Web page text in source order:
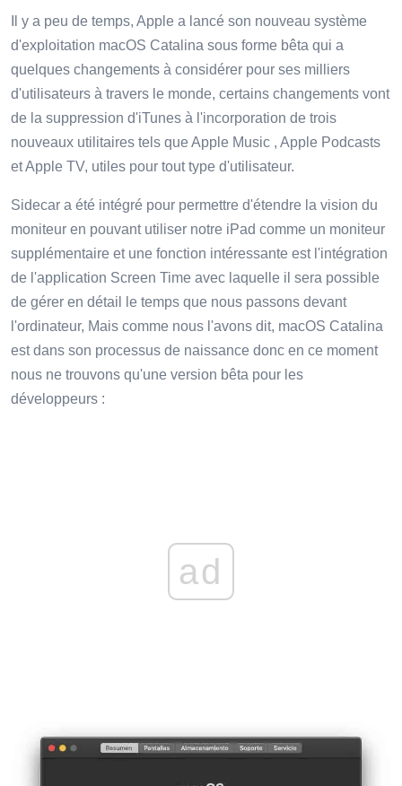
Il y a peu de temps, Apple a lancé son nouveau système
d'exploitation macOS Catalina sous forme bêta qui a
quelques changements à considérer pour ses milliers
d'utilisateurs à travers le monde, certains changements vont
de la suppression d'iTunes à l'incorporation de trois
nouveaux utilitaires tels que Apple Music , Apple Podcasts
et Apple TV, utiles pour tout type d'utilisateur.
Sidecar a été intégré pour permettre d'étendre la vision du
moniteur en pouvant utiliser notre iPad comme un moniteur
supplémentaire et une fonction intéressante est l'intégration
de l'application Screen Time avec laquelle il sera possible
de gérer en détail le temps que nous passons devant
l'ordinateur, Mais comme nous l'avons dit, macOS Catalina
est dans son processus de naissance donc en ce moment
nous ne trouvons qu'une version bêta pour les
développeurs :
ad